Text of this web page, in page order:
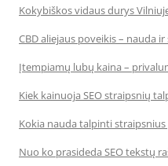
Kokybiškos vidaus durys
CBD aliejaus poveikis – nauda
Įtempiamų lubų kaina –
Kiek kainuoja SEO straipsnių
Kokia nauda talpinti
Nuo ko prasideda SEO tekstų